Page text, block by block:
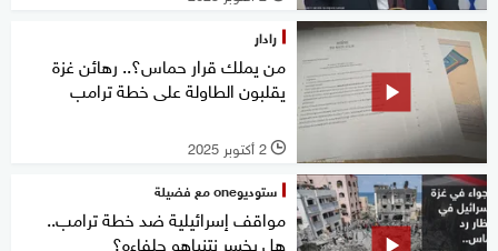
رادار
من يملك قرار حماس؟.. رهائن غزة
يقلبون الطاولة على خطة ترامب
l 2 أكتوبر 2025
ستوديوone مع فضيلة
مواقف إسرائيلية ضد خطة ترامب..
هل يخسر نتنياهو حلفاءه؟